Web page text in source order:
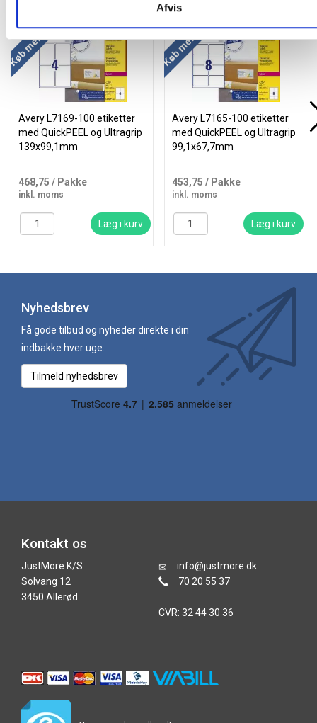
Afvis
Køb mere og spar
Avery L7169-100 etiketter
med QuickPEEL og Ultragrip
139x99,1mm
468,75 / Pakke
inkl. moms
Læg i kurv
Køb mere og spar
Avery L7165-100 etiketter
med QuickPEEL og Ultragrip
99,1x67,7mm
453,75 / Pakke
inkl. moms
Læg i kurv
Nyhedsbrev
Få gode tilbud og nyheder direkte i din
indbakke hver uge.
Tilmeld nyhedsbrev
Kontakt os
JustMore K/S
Solvang 12
3450 Allerød
info@justmore.dk
70 20 55 37
CVR: 32 44 30 36